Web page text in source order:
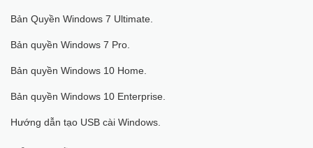
Bản Quyền Windows 7 Ultimate.
Bản quyền Windows 7 Pro.
Bản quyền Windows 10 Home.
Bản quyền Windows 10 Enterprise.
Hướng dẫn tạo USB cài Windows.